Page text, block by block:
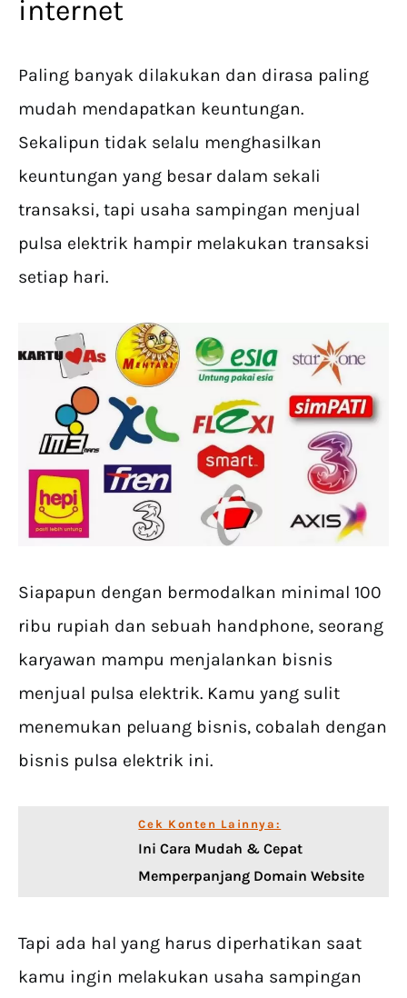
internet
Paling banyak dilakukan dan dirasa paling
mudah mendapatkan keuntungan.
Sekalipun tidak selalu menghasilkan
keuntungan yang besar dalam sekali
transaksi, tapi usaha sampingan menjual
pulsa elektrik hampir melakukan transaksi
setiap hari.
Siapapun dengan bermodalkan minimal 100
ribu rupiah dan sebuah handphone, seorang
karyawan mampu menjalankan bisnis
menjual pulsa elektrik. Kamu yang sulit
menemukan peluang bisnis, cobalah dengan
bisnis pulsa elektrik ini.
Cek Konten Lainnya:
Ini Cara Mudah & Cepat
Memperpanjang Domain Website
Tapi ada hal yang harus diperhatikan saat
kamu ingin melakukan usaha sampingan